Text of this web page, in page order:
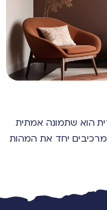
הוא שתמונה אמתית
יחד את המהות